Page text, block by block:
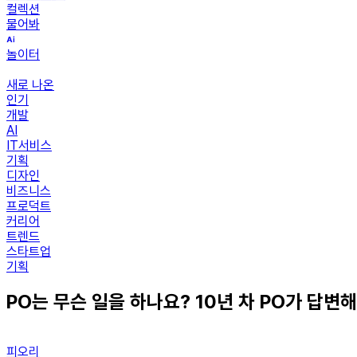
컬렉션
물어봐
놀이터
새로 나온
인기
개발
AI
IT서비스
기획
디자인
비즈니스
프로덕트
커리어
트렌드
스타트업
기획
PO는 무슨 일을 하나요? 10년 차 PO가 답변
피오리